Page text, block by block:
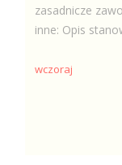
zasadnicze
inne: Opis
wczoraj